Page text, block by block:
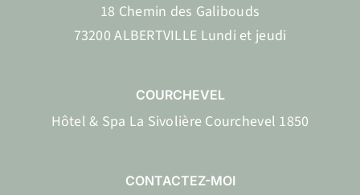
18 Chemin des Galibouds
73200 ALBERTVILLE Lundi et jeudi
COURCHEVEL
Hôtel & Spa La Sivolière Courchevel 1850
CONTACTEZ-MOI